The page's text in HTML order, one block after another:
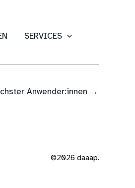
SERVICES
Anwender:innen →
©2026 daaap.